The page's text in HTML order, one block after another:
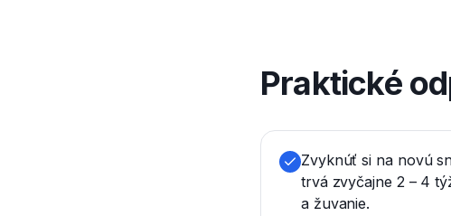
Praktické
Zvyknúť si na novú
trvá zvyčajne 2 – 4
a žuvanie.